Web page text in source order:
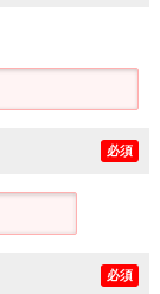
必須
必須